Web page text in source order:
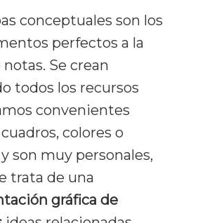
conceptuales son los
perfectos a la
Se crean
todos los recursos
convenientes
colores o
son muy personales,
trata de una
gráfica de
Lectura Rápida
Técnicas De Estudio
Comprensión
Memorización
Productividad
Mentalidad
Libros